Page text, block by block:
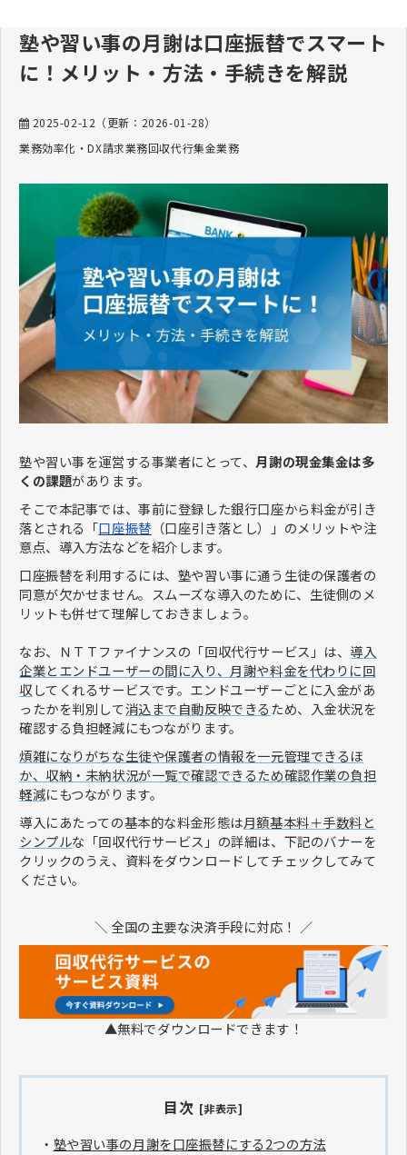
塾や習い事の月謝は口座振替でスマート
に！メリット・方法・手続きを解説
2025-02-12 （更新： 2026-01-28）
業務効率化・DX請求業務回収代行集金業務
塾や習い事を運営する事業者にとって、 月謝の現金集金は多
くの課題があります。
そこで本記事では、事前に登録した銀行口座から料金が引き
落とされる「口座振替 （口座引き落とし）」のメリットや注
意点、導入方法などを紹介します。
口座振替を利用するには、塾や習い事に通う生徒の保護者の
同意が欠かせません。スムーズな導入のために、生徒側のメ
リットも併せて理解しておきましょう。
なお、ＮＴＴファイナンスの「回収代行サービス」は、 導入
企業とエンドユーザーの間に入り、月謝や料金を代わりに回
収してくれるサービスです。エンドユーザーごとに入金があ
ったかを判別して消込まで自動反映できるため、入金状況を
確認する負担軽減にもつながります。
煩雑になりがちな生徒や保護者の情報を一元管理できるほ
か、収納・未納状況が一覧で確認できるため確認作業の負担
軽減にもつながります。
導入にあたっての基本的な料金形態は月額基本料＋手数料と
シンプルな「回収代行サービス」の詳細は、下記のバナーを
クリックのうえ、資料をダウンロードしてチェックしてみて
ください。
＼ 全国の主要な決済手段に対応！ ／
▲無料でダウンロードできます！
目次 [非表示]
・ 塾や習い事の月謝を口座振替にする2つの方法